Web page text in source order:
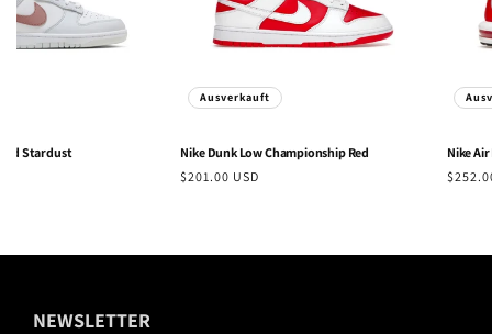
Stardust NikeDunk Low Championship Red
Normaler
$201.00 USD
Ausverkauft
NikeAir
NEWSLETTER